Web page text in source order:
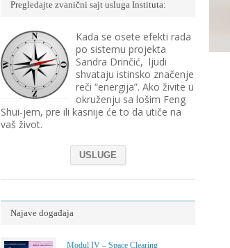
Pregledajte zvanični sajt usluga Instituta:
Kada se osete efekti rada
po sistemu projekta
Sandra Drinčić, ljudi
shvataju istinsko značenje
reči “energija”. Ako živite u
okruženju sa lošim Feng
Shui-jem, pre ili kasnije će to da utiče na
vaš život.
USLUGE
Najave događaja
Modul IV – Space Clearing